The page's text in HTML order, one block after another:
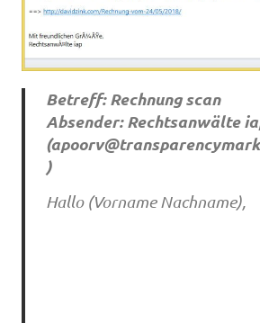
Betreff: Rechnung scan
Absender: Rechtsanwälte
(
)
Hallo (Vorname Nachname),